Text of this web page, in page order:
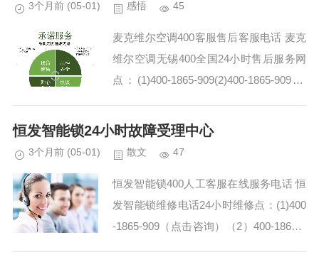
3个月前 (05-01) 感悟 45
麦克维尔空调400客服售后客服电话 麦克
维尔空调无锡400全国24小时售后服务网
点：(1)400-1865-909(2)400-1865-909 麦
维修...
恒发智能锁24小时故障受理中心
3个月前 (05-01) 散文 47
恒发智能锁400人工客服在线服务电话 恒
发智能锁维修电话24小时维修点：(1)400
-1865-909（点击咨询）（2）400-1865-9